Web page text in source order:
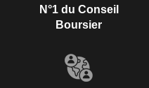
N°1 du Conseil
Boursier